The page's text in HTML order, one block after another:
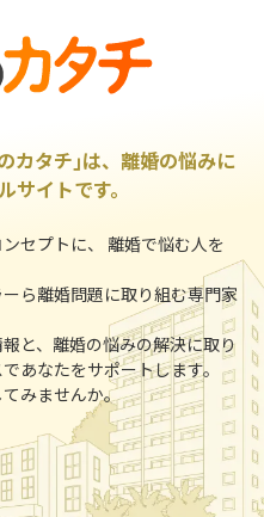
カタチ｣は、離婚の悩みに
サイトです。
セプトに、 離婚で悩む人を
ら離婚問題に取り組む専門家
と、離婚の悩みの解決に取り
あなたをサポートします。
みませんか。